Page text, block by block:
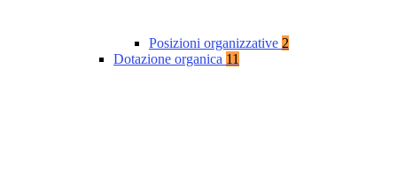
Posizioni organizzative 2
Dotazione organica 11